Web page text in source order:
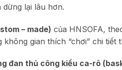
lại lâu hơn.
– made) của HNSOFA,
gian thích “chơi” chi tiết
đan thủ công kiểu ca-rô